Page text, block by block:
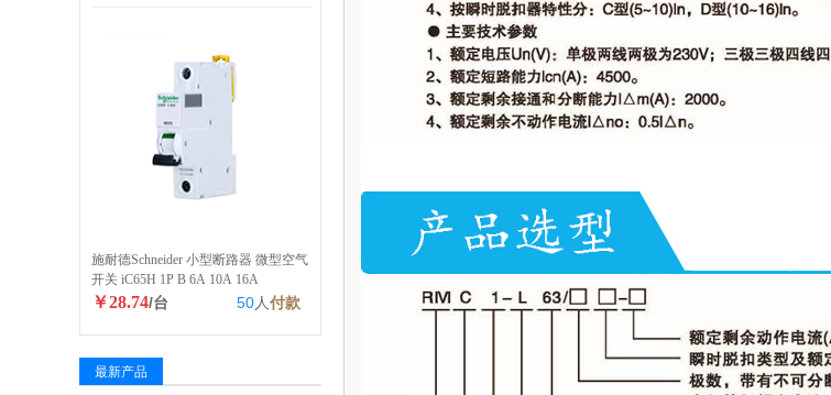
施耐德Schneider 小型断路器 微型空气
开关 iC65H 1P B 6A 10A 16A
￥28.74/台 50人付款
最新产品